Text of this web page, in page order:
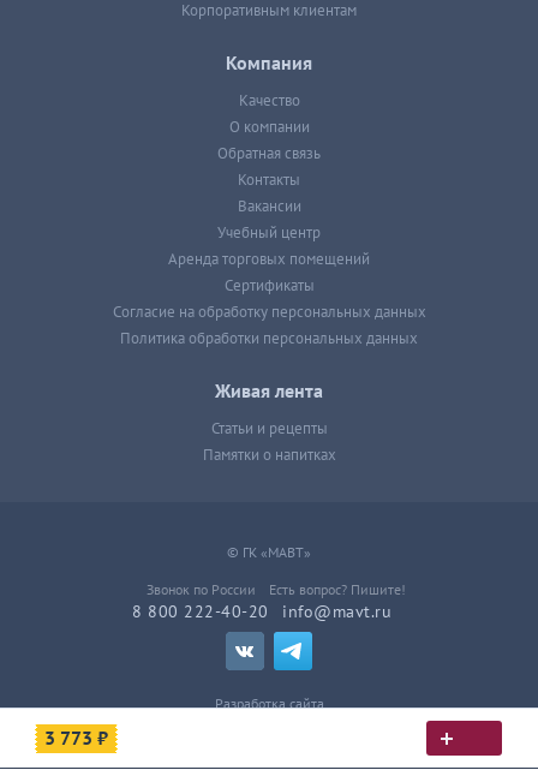
3 773 ₽
Корпоративным клиентам
Компания
Качество
О компании
Обратная связь
Контакты
Вакансии
Учебный центр
Аренда торговых помещений
Сертификаты
Согласие на обработку персональных данных
Политика обработки персональных данных
Живая лента
Статьи и рецепты
Памятки о напитках
© ГК «МАВТ»
Звонок по России
8 800 222-40-20
Есть вопрос? Пишите!
info@mavt.ru
Разработка сайта